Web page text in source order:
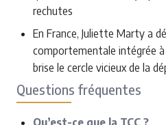
rechutes
En France, Juliette Marty a
comportementale intégrée à
brise le cercle vicieux de la
Questions fréquentes